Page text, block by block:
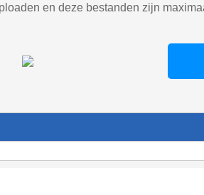
en deze bestanden zijn